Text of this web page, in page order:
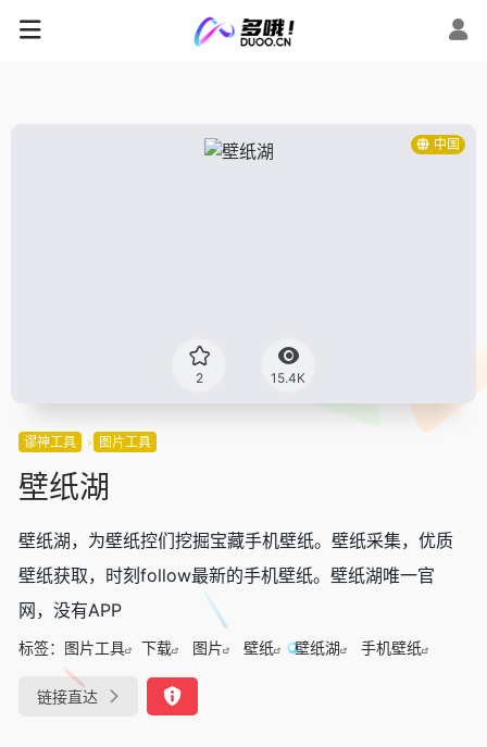
中国
2 15.4K
谬神工具 图片工具
壁纸湖
壁纸湖，为壁纸控们挖掘宝藏手机壁纸。壁纸采集，优质
壁纸获取，时刻follow最新的手机壁纸。壁纸湖唯一官
网，没有APP
标签： 图片工具 下载 图片 壁纸 壁纸湖 手机壁纸
链接直达